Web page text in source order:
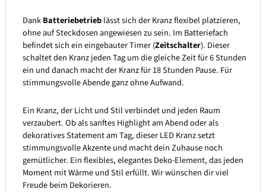
DankBatteriebetrieblässt sich der Kranz flexibel platzieren,
ohne auf Steckdosen angewiesen zu sein. Im Batteriefach
befindet sich ein eingebauter Timer (Zeitschalter). Dieser
schaltet den Kranz jeden Tag um die gleiche Zeit für 6 Stunden
ein und danach macht der Kranz für 18 Stunden Pause. Für
stimmungsvolle Abende ganz ohne Aufwand.
Ein Kranz, der Licht und Stil verbindet und jeden Raum
verzaubert. Ob als sanftes Highlight am Abend oder als
dekoratives Statement am Tag, dieser LED Kranz setzt
stimmungsvolle Akzente und macht dein Zuhause noch
gemütlicher. Ein flexibles, elegantes Deko-Element, das jeden
Moment mit Wärme und Stil erfüllt. Wir wünschen dir viel
Freude beim Dekorieren.